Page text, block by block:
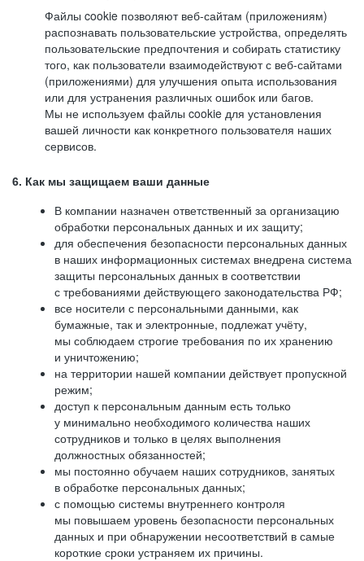
Файлы cookie позволяют веб-сайтам (приложениям)
распознавать пользовательские устройства, определять
пользовательские предпочтения и собирать статистику
того, как пользователи взаимодействуют с веб-сайтами
(приложениями) для улучшения опыта использования
или для устранения различных ошибок или багов.
Мы не используем файлы cookie для установления
вашей личности как конкретного пользователя наших
сервисов.
6. Как мы защищаем ваши данные
В компании назначен ответственный за организацию
обработки персональных данных и их защиту;
для обеспечения безопасности персональных данных
в наших информационных системах внедрена система
защиты персональных данных в соответствии
с требованиями действующего законодательства РФ;
все носители с персональными данными, как
бумажные, так и электронные, подлежат учёту,
мы соблюдаем строгие требования по их хранению
и уничтожению;
на территории нашей компании действует пропускной
режим;
доступ к персональным данным есть только
у минимально необходимого количества наших
сотрудников и только в целях выполнения
должностных обязанностей;
мы постоянно обучаем наших сотрудников, занятых
в обработке персональных данных;
с помощью системы внутреннего контроля
мы повышаем уровень безопасности персональных
данных и при обнаружении несоответствий в самые
короткие сроки устраняем их причины.